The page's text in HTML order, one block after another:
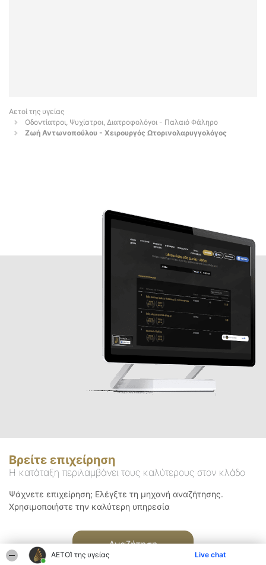
ΑΕΤΟΊ της υγείας Live chat
Αετοί της υγείας
Οδοντίατροι, Ψυχίατροι, Διατροφολόγοι - Παλαιό Φάληρο
Ζωή Αντωνοπούλου - Χειρουργός Ωτορινολαρυγγολόγος
Βρείτε επιχείρηση
Η κατάταξη περιλαμβάνει τους καλύτερους στον κλάδο
Ψάχνετε επιχείρηση; Ελέγξτε τη μηχανή αναζήτησης.
Χρησιμοποιήστε την καλύτερη υπηρεσία
Αναζήτηση